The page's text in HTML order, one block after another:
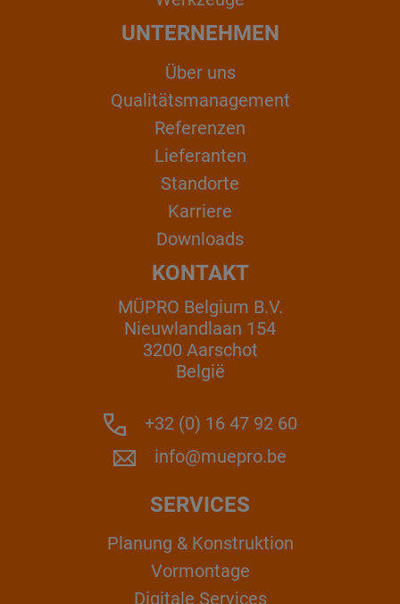
UNTERNEHMEN
Über uns
Qualitätsmanagement
Referenzen
Lieferanten
Standorte
Karriere
Downloads
KONTAKT
MÜPRO Belgium B.V.
Nieuwlandlaan 154
3200 Aarschot
België
+32 (0) 16 47 92 60
info@muepro.be
SERVICES
Planung & Konstruktion
Vormontage
Digitale Services